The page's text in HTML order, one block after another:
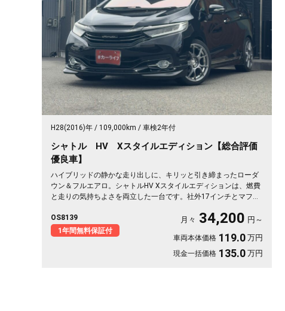
H28(2016)年 109,000km 車検2年付
シャトル HV Xスタイルエディション【総合評価
優良車】
ハイブリッドの静かな走り出しに、キリッと引き締まったローダ
ウン＆フルエアロ。シャトルHV Xスタイルエディションは、燃費
と走りの気持ちよさを両立した一台です。社外17インチとマフラ
楽しめます。8インチSDナビとバックカメラで初めての道も安
心。仕事帰りにふらっと寄り道、休日は荷物を積んでロングドラ
イブへ✨走りにこだわる方に《1年保証付》💫
OS8139
1年間無料保証付
月々 34,200 円～
車両本体価格 119.0 万円
現金一括価格 135.0 万円